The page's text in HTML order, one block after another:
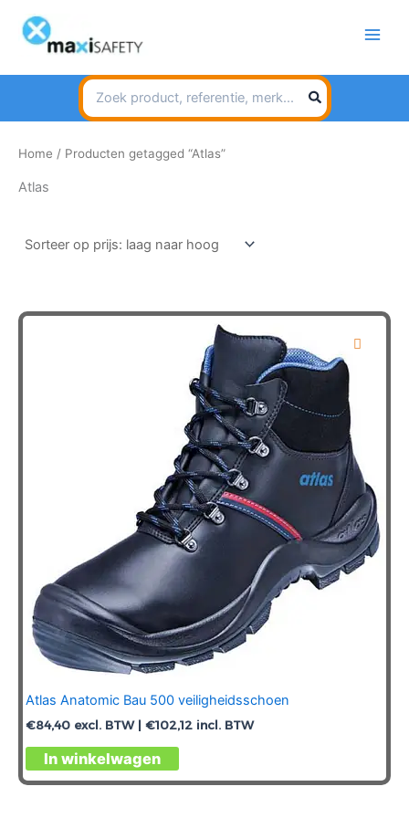
naar
inhoud
Search
for:
Home / Producten getagged “Atlas”
Atlas
Atlas Anatomic Bau 500 veiligheidsschoen
€84,40 excl. BTW | €102,12 incl. BTW
In winkelwagen
Dit
product